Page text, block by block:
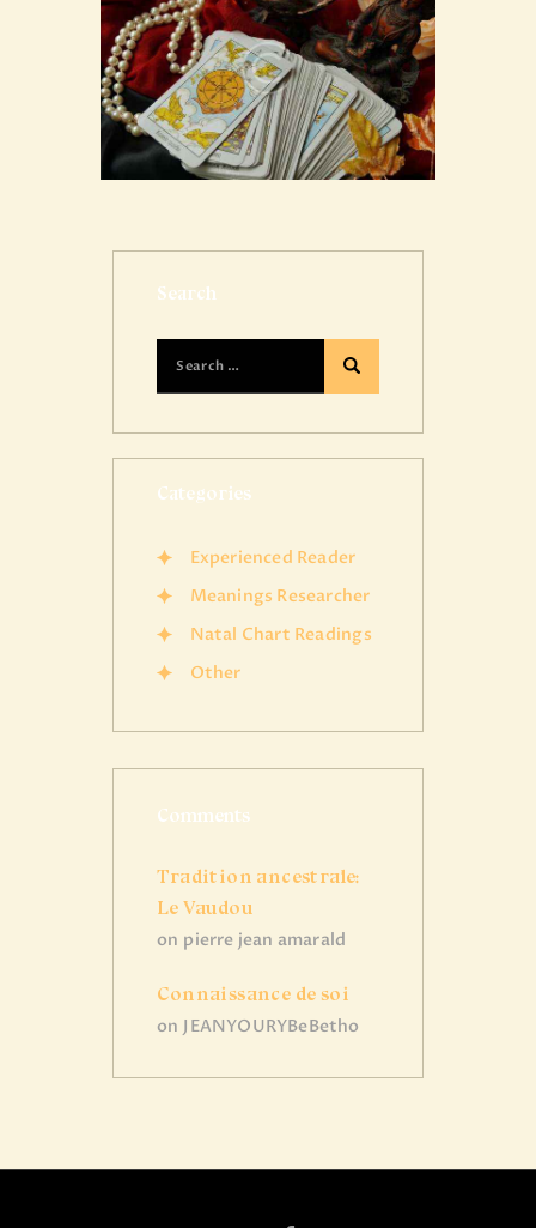
Search
Categories
Experienced Reader
Meanings Researcher
Natal Chart Readings
Other
Comments
pierre jean amarald
on
Tradition ancestrale:
Le Vaudou
JEANYOURYBeBetho
on
Connaissance de soi